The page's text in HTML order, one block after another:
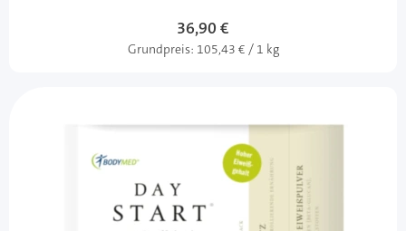
36,90 €
Grundpreis: 105,43 € / 1 kg